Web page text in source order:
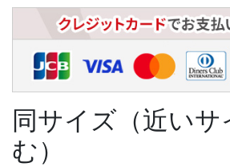
同サイズ（近いサ
む）